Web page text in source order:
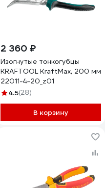
2 360 ₽
Изогнутые тонкогубцы
KRAFTOOL KraftMax, 200 мм
22011-4-20_z01
4.5(28)
В корзину